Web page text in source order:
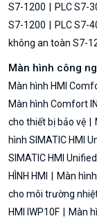
S7-1200
PLC S7-
S7-1200
PLC S7-
không an toàn S7-
Màn hình công
Màn hình HMI
Màn hình Comfort
cho thiết bị bảo vệ
hình SIMATIC HMI
SIMATIC HMI
HÌNH HMI
Màn
cho môi trường
HMI IWP10F
Màn